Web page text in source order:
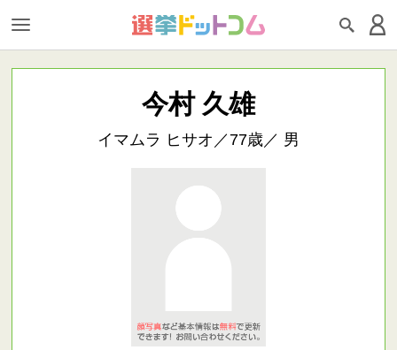
今村 久雄
イマムラ ヒサオ／77歳／ 男